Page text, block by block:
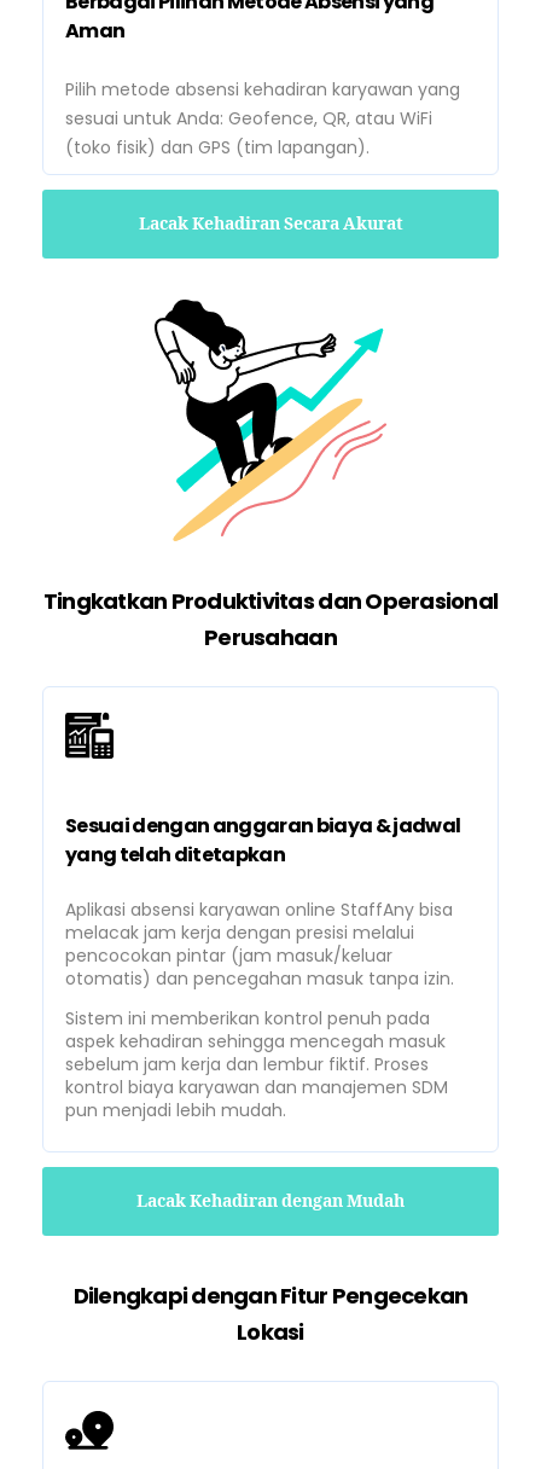
Aman
Pilih metode absensi kehadiran karyawan yang
sesuai untuk Anda: Geofence, QR, atau WiFi
(toko fisik) dan GPS (tim lapangan).
Lacak Kehadiran Secara Akurat
Tingkatkan Produktivitas dan Operasional
Perusahaan
Sesuai dengan anggaran biaya & jadwal
yang telah ditetapkan
Aplikasi absensi karyawan online StaffAny bisa
melacak jam kerja dengan presisi melalui
pencocokan pintar (jam masuk/keluar
otomatis) dan pencegahan masuk tanpa izin.
Sistem ini memberikan kontrol penuh pada
aspek kehadiran sehingga mencegah masuk
sebelum jam kerja dan lembur fiktif. Proses
kontrol biaya karyawan dan manajemen SDM
pun menjadi lebih mudah.
Lacak Kehadiran dengan Mudah
Dilengkapi dengan Fitur Pengecekan
Lokasi